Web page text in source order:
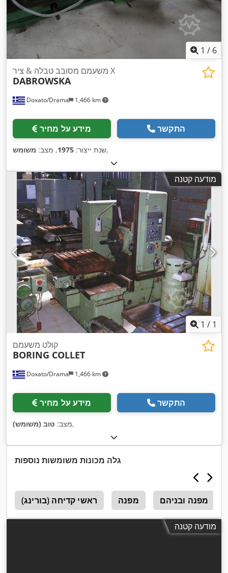
1 / 6
Doxato/Drama 1,466 km
משעמם מסובב טבלה & ציר X
DABROWSKA
מידע על מחיר התקשר
שנת ייצור: 1975, מצב: משומש ,
מודעה קטנה
1 / 1
Doxato/Drama 1,466 km
קולט משעמם
BORING COLLET
מידע על מחיר התקשר
מצב: טוב (משומש) ,
גלה מכונות משומשות נוספות
ראשי קדיחה (בורינג) מפנה מפנה ובניהם
מודעה קטנה